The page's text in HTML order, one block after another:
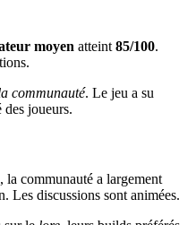
moyen atteint 85/100.
communauté. Le jeu a su
des joueurs.
, la communauté a largement
Les discussions sont animées.